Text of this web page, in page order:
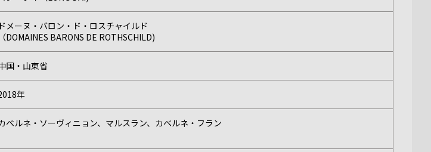
ドメーヌ・バロン・ド・ロスチャイルド
（DOMAINES BARONS DE ROTHSCHILD)
国・山東省
年
ベルネ・ソーヴィニョン、マルスラン、カベルネ・フラン